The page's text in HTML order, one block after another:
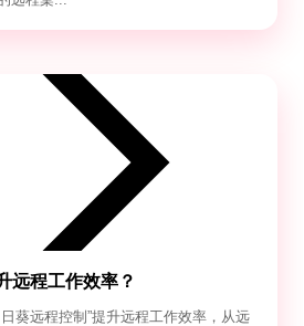
远程工作效率？
葵远程控制”提升远程工作效率，从远